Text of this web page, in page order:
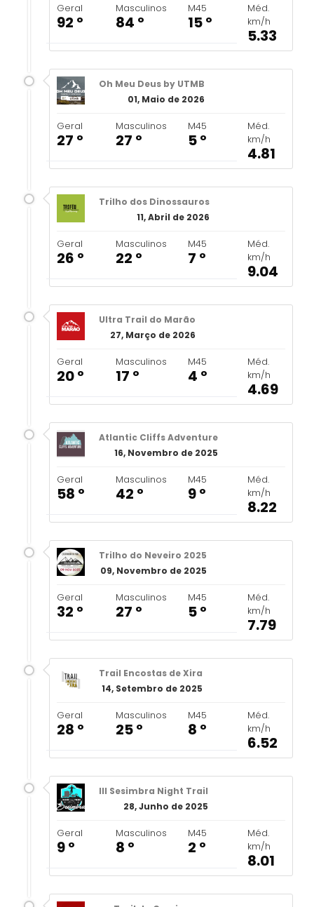
Geral
92 º
Masculinos
84 º
M45
15 º
Méd.
km/h
5.33
Oh Meu Deus by UTMB
01, Maio de 2026
Geral
27 º
Masculinos
27 º
M45
5 º
Méd.
km/h
4.81
Trilho dos Dinossauros
11, Abril de 2026
Geral
26 º
Masculinos
22 º
M45
7 º
Méd.
km/h
9.04
Ultra Trail do Marão
27, Março de 2026
Geral
20 º
Masculinos
17 º
M45
4 º
Méd.
km/h
4.69
Atlantic Cliffs Adventure
16, Novembro de 2025
Geral
58 º
Masculinos
42 º
M45
9 º
Méd.
km/h
8.22
Trilho do Neveiro 2025
09, Novembro de 2025
Geral
32 º
Masculinos
27 º
M45
5 º
Méd.
km/h
7.79
Trail Encostas de Xira
14, Setembro de 2025
Geral
28 º
Masculinos
25 º
M45
8 º
Méd.
km/h
6.52
III Sesimbra Night Trail
28, Junho de 2025
Geral
9 º
Masculinos
8 º
M45
2 º
Méd.
km/h
8.01